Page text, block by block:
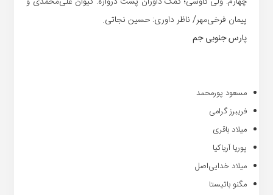
پیمان فرخی‌مهر/ ناظر داوری: حسین نجاتی.
پارس جنوبی جم
مسعود پورمحمد
فریبرز گرامی
میلاد باقری
پوریا آریاکیا
میلاد خدایی‌اصل
مگنو باتیستا